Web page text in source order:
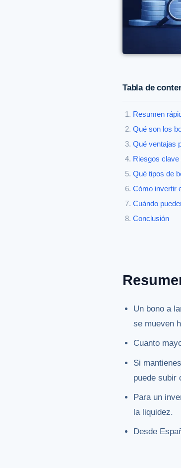
Tabla de
Resumen
Qué son los
Qué ventajas
Riesgos
Qué tipos de
Cómo invertir
Cuándo
Conclusión
Un bono a
se mueven
Cuanto
Si
puede subir
Para un
la liquidez.
Desde